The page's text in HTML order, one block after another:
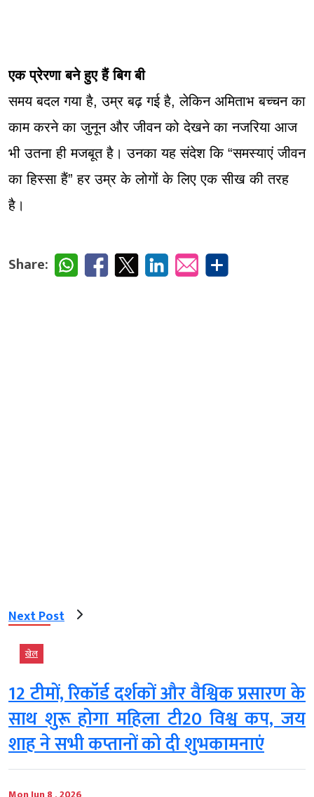
एक प्रेरणा बने हुए हैं बिग बी
समय बदल गया है, उम्र बढ़ गई है, लेकिन अमिताभ बच्चन का
काम करने का जुनून और जीवन को देखने का नजरिया आज
भी उतना ही मजबूत है। उनका यह संदेश कि “समस्याएं जीवन
का हिस्सा हैं” हर उम्र के लोगों के लिए एक सीख की तरह
है।
Share:
Next Post
खेल
12 टीमों, रिकॉर्ड दर्शकों और वैश्विक प्रसारण के
साथ शुरू होगा महिला टी20 विश्व कप, जय
शाह ने सभी कप्तानों को दी शुभकामनाएं